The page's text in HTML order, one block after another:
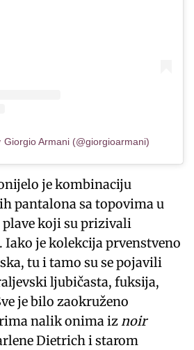
Giorgio Armani (@giorgioarmani)
je kombinaciju
pantalona sa topovima u
koji su prizivali
Iako je kolekcija prvenstveno
tu i tamo su se pojavili
ljubičasta, fuksija,
je bilo zaokruženo
nalik onima iznoir
Dietrich i starom